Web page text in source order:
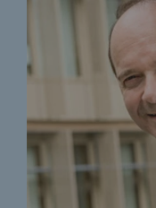
Sécurité
Santé et
Sécurité